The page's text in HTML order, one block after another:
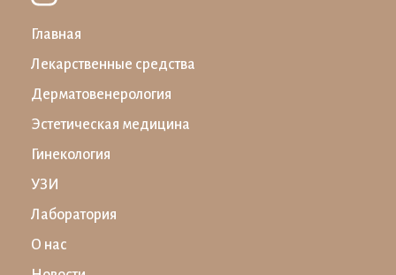
Главная
Лекарственные средства
Дерматовенерология
Эстетическая медицина
Гинекология
УЗИ
Лаборатория
О нас